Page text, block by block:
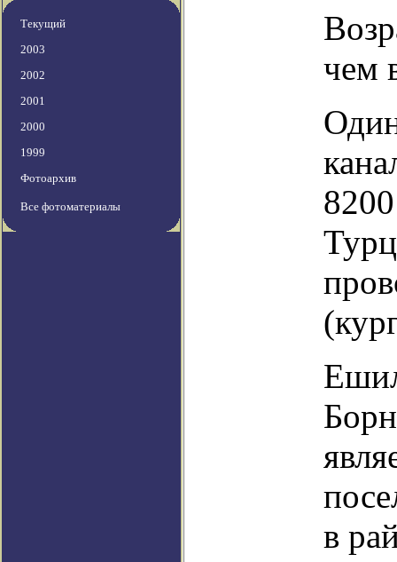
Текущий
2003
2002
2001
2000
1999
Фотоархив
Все фотоматериалы
чем
в